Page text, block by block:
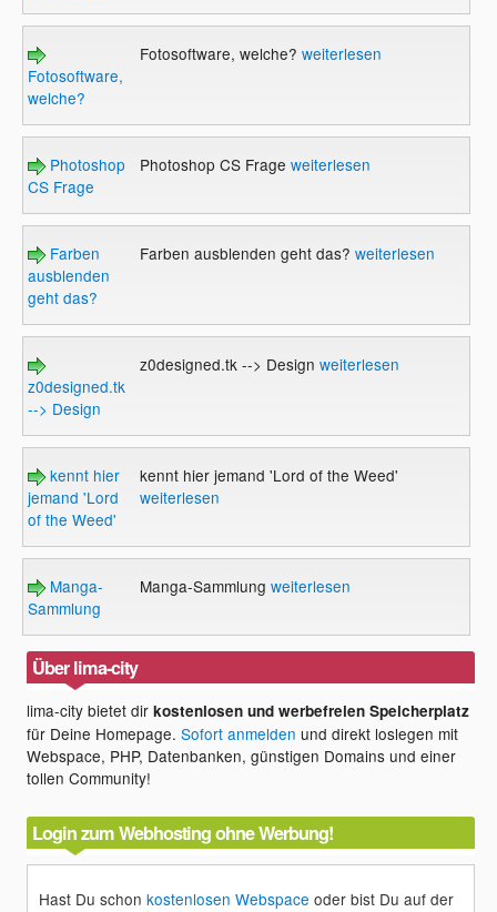
Fotosoftware,
welche?
Fotosoftware, welche? weiterlesen
Photoshop
CS Frage
Photoshop CS Frage weiterlesen
Farben
ausblenden
geht das?
Farben ausblenden geht das? weiterlesen
z0designed.tk
--> Design
z0designed.tk --> Design weiterlesen
kennt hier
jemand 'Lord
of the Weed'
kennt hier jemand 'Lord of the Weed'
weiterlesen
Manga-
Sammlung
Manga-Sammlung weiterlesen
Über lima-city
lima-city bietet dirkostenlosen und werbefreien Speicherplatz
für Deine Homepage.Sofort anmelden und direkt loslegen mit
Webspace, PHP, Datenbanken, günstigen Domains und einer
tollen Community!
Login zum Webhosting ohne Werbung!
Hast Du schonkostenlosen Webspace oder bist Du auf der